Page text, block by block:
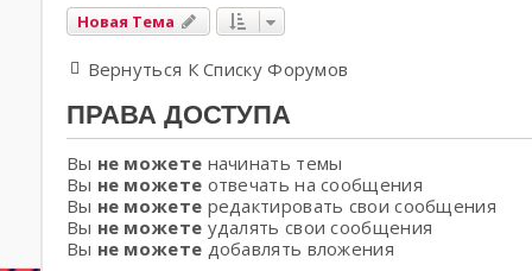
Новая Тема
Вернуться К Списку Форумов
ПРАВА ДОСТУПА
Вы не можете начинать темы
Вы не можете отвечать на сообщения
Вы не можете редактировать свои сообщения
Вы не можете удалять свои сообщения
Вы не можете добавлять вложения